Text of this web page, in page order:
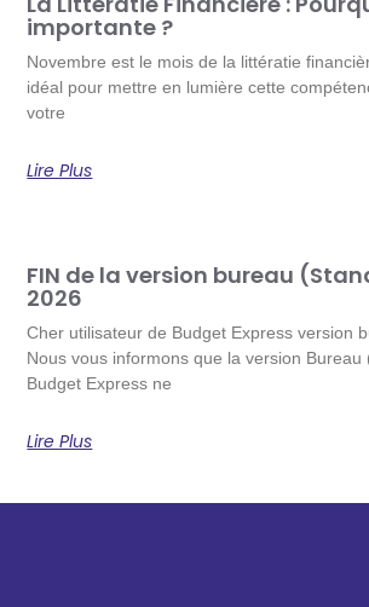
importante ?
Novembre est le mois de la littératie
idéal pour mettre en lumière cette
votre
Lire Plus
FIN de la version bureau
2026
Cher utilisateur de Budget Express version
Nous vous informons que la version Bureau
Budget Express ne
Lire Plus